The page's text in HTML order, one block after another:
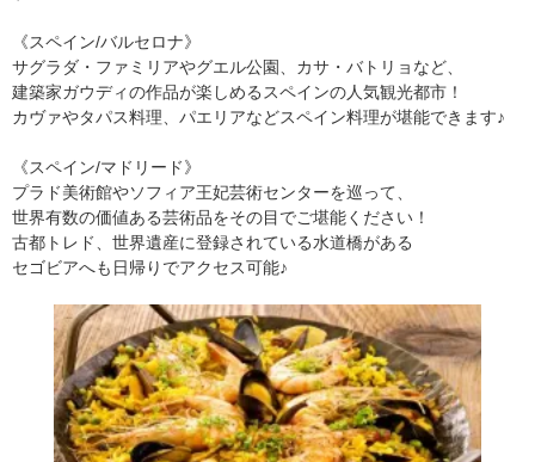
《スペイン/バルセロナ》
サグラダ・ファミリアやグエル公園、カサ・バトリョなど、
建築家ガウディの作品が楽しめるスペインの人気観光都市！
カヴァやタパス料理、パエリアなどスペイン料理が堪能できます♪
《スペイン/マドリード》
プラド美術館やソフィア王妃芸術センターを巡って、
世界有数の価値ある芸術品をその目でご堪能ください！
古都トレド、世界遺産に登録されている水道橋がある
セゴビアへも日帰りでアクセス可能♪